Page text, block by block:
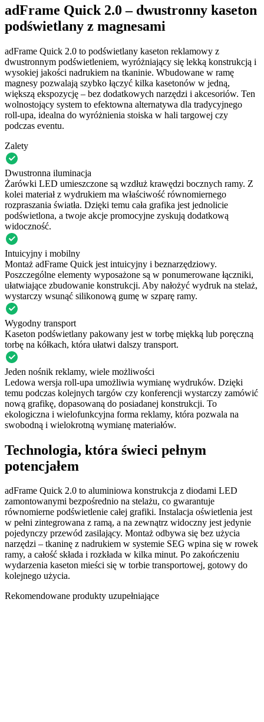
adFrame Quick 2.0 – dwustronny kaseton
podświetlany z magnesami
adFrame Quick 2.0 to podświetlany kaseton reklamowy z
dwustronnym podświetleniem, wyróżniający się lekką konstrukcją i
wysokiej jakości nadrukiem na tkaninie. Wbudowane w ramę
magnesy pozwalają szybko łączyć kilka kasetonów w jedną,
większą ekspozycję – bez dodatkowych narzędzi i akcesoriów. Ten
wolnostojący system to efektowna alternatywa dla tradycyjnego
roll-upa, idealna do wyróżnienia stoiska w hali targowej czy
podczas eventu.
Zalety
Dwustronna iluminacja
Żarówki LED umieszczone są wzdłuż krawędzi bocznych ramy. Z
kolei materiał z wydrukiem ma właściwość równomiernego
rozpraszania światła. Dzięki temu cała grafika jest jednolicie
podświetlona, a twoje akcje promocyjne zyskują dodatkową
widoczność.
Intuicyjny i mobilny
Montaż adFrame Quick jest intuicyjny i beznarzędziowy.
Poszczególne elementy wyposażone są w ponumerowane łączniki,
ułatwiające zbudowanie konstrukcji. Aby nałożyć wydruk na stelaż,
wystarczy wsunąć silikonową gumę w szparę ramy.
Wygodny transport
Kaseton podświetlany pakowany jest w torbę miękką lub poręczną
torbę na kółkach, która ułatwi dalszy transport.
Jeden nośnik reklamy, wiele możliwości
Ledowa wersja roll-upa umożliwia wymianę wydruków. Dzięki
temu podczas kolejnych targów czy konferencji wystarczy zamówić
nową grafikę, dopasowaną do posiadanej konstrukcji. To
ekologiczna i wielofunkcyjna forma reklamy, która pozwala na
swobodną i wielokrotną wymianę materiałów.
Technologia, która świeci pełnym
potencjałem
adFrame Quick 2.0 to aluminiowa konstrukcja z diodami LED
zamontowanymi bezpośrednio na stelażu, co gwarantuje
równomierne podświetlenie całej grafiki. Instalacja oświetlenia jest
w pełni zintegrowana z ramą, a na zewnątrz widoczny jest jedynie
pojedynczy przewód zasilający. Montaż odbywa się bez użycia
narzędzi – tkaninę z nadrukiem w systemie SEG wpina się w rowek
ramy, a całość składa i rozkłada w kilka minut. Po zakończeniu
wydarzenia kaseton mieści się w torbie transportowej, gotowy do
kolejnego użycia.
Rekomendowane produkty uzupełniające